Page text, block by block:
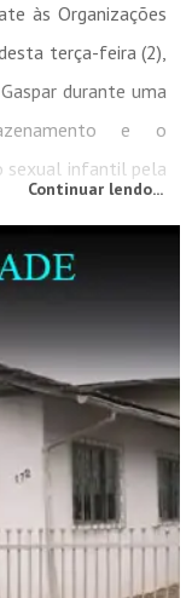
às Organizações
terça-feira (2),
durante uma
e o
sexual infantil pela
Continuar lendo...